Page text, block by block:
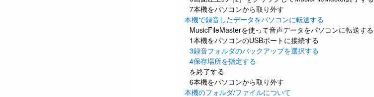
7本機をパソコンから取り外す
本機で録音したデータをパソコンに転送する
MusicFileMasterを使って音声データをパソコンに転送する
1本機をパソコンのUSBポートに接続する
3録音フォルダのバックアップを選択する
4保存場所を指定する
を終了する
6本機をパソコンから取り外す
本機のフォルダ/ファイルについて